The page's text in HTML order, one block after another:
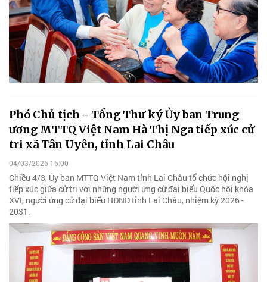
Phó Chủ tịch - Tổng Thư ký Ủy ban Trung
ương MTTQ Việt Nam Hà Thị Nga tiếp xúc cử
tri xã Tân Uyên, tỉnh Lai Châu
04/03/2026 16:00
Chiều 4/3, Ủy ban MTTQ Việt Nam tỉnh Lai Châu tổ chức hội nghị
tiếp xúc giữa cử tri với những người ứng cử đại biểu Quốc hội khóa
XVI, người ứng cử đại biểu HĐND tỉnh Lai Châu, nhiệm kỳ 2026 -
2031.